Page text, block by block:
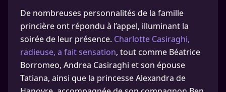
De nombreuses personnalités de la famille
princière ont répondu à l’appel, illuminant la
soirée de leur présence. Charlotte Casiraghi,
radieuse, a fait sensation, tout comme Béatrice
Borromeo, Andrea Casiraghi et son épouse
Tatiana, ainsi que la princesse Alexandra de